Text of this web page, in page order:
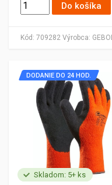
Kód: 709282 Výrobca:
Do košíka
Skladom: 5+ ks
DODANIE DO 24 HOD.